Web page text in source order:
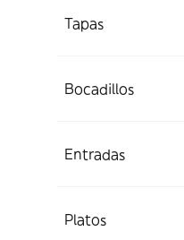
Tapas
Bocadillos
Entradas
Platos